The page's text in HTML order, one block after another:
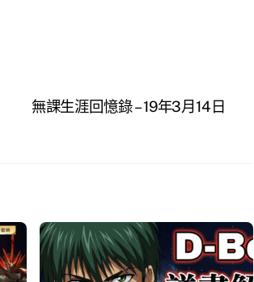
無課生涯回憶錄 – 19年3月14日